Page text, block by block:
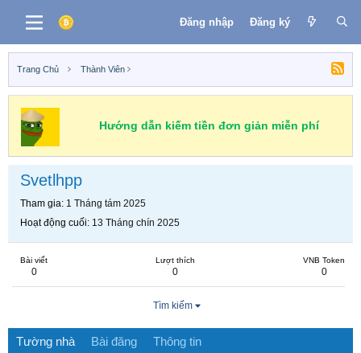
Đăng nhập Đăng ký
Trang Chủ Thành Viên
Hướng dẫn kiếm tiền đơn giản miễn phí
Svetlhpp
Tham gia 1 Tháng tám 2025
Hoạt động cuối 13 Tháng chín 2025
Bài viết
0
Lượt thích
0
VNB Token
0
Tìm kiếm
Tường nhà Bài đăng Thông tin